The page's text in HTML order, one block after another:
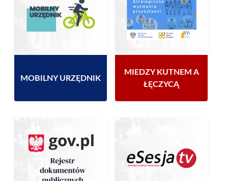
MOBILNY URZĘDNIK
MIEDZY KUTNEM A
ŁĘCZYCĄ